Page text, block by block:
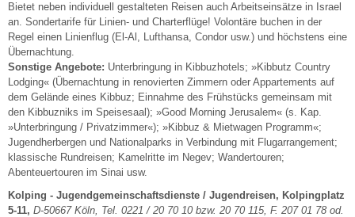
Bietet neben individuell gestalteten Reisen auch Arbeitseinsätze in Israel
an. Sondertarife für Linien- und Charterflüge! Volontäre buchen in der
Regel einen Linienflug (El-Al, Lufthansa, Condor usw.) und höchstens eine
Übernachtung.
Sonstige Angebote: Unterbringung in Kibbuzhotels; »Kibbutz Country
Lodging« (Übernachtung in renovierten Zimmern oder Appartements auf
dem Gelände eines Kibbuz; Einnahme des Frühstücks gemeinsam mit
den Kibbuzniks im Speisesaal); »Good Morning Jerusalem« (s. Kap.
»Unterbringung / Privatzimmer«); »Kibbuz & Mietwagen Programm«;
Jugendherbergen und Nationalparks in Verbindung mit Flugarrangement;
klassische Rundreisen; Kamelritte im Negev; Wandertouren;
Abenteuertouren im Sinai usw.
Kolping - Jugendgemeinschaftsdienste / Jugendreisen, Kolpingplatz
5-11, D-50667 Köln, Tel. 0221 / 20 70 10 bzw. 20 70 115, F. 207 01 78 od.